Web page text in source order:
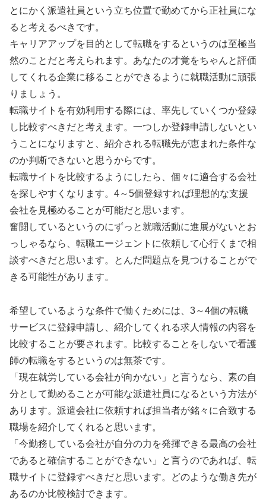
とにかく派遣社員という立ち位置で勤めてから正社員にな
ると考えるべきです。
キャリアアップを目的として転職をするというのは至極当
然のことだと考えられます。あなたの才覚をちゃんと評価
してくれる企業に移ることができるように就職活動に頑張
りましょう。
転職サイトを有効利用する際には、率先していくつか登録
し比較すべきだと考えます。一つしか登録申請しないとい
うことになりますと、紹介される転職先が恵まれた条件な
のか判断できないと思うからです。
転職サイトを比較するようにしたら、個々に適合する会社
を探しやすくなります。4～5個登録すれば理想的な支援
会社を見極めることが可能だと思います。
奮闘しているというのにずっと就職活動に進展がないとお
っしゃるなら、転職エージェントに依頼して心行くまで相
談すべきだと思います。とんだ問題点を見つけることがで
きる可能性があります。
希望しているような条件で働くためには、3～4個の転職
サービスに登録申請し、紹介してくれる求人情報の内容を
比較することが要されます。比較することをしないで看護
師の転職をするというのは無茶です。
「現在就労している会社が向かない」と言うなら、素の自
分として勤めることが可能な派遣社員になるという方法が
あります。派遣会社に依頼すれば担当者が銘々に合致する
職場を紹介してくれると思います。
「今勤務している会社が自分の力を発揮できる最高の会社
であると確信することができない」と言うのであれば、転
職サイトに登録すべきだと思います。どのような働き先が
あるのか比較検討できます。